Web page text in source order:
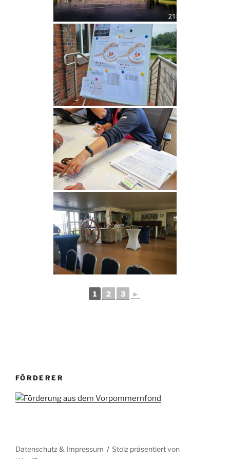
1 2 3 ►
FÖRDERER
Datenschutz & Impressum
Stolz präsentiert von